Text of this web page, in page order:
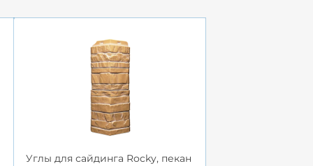
Углы для сайдинга Rocky, пекан